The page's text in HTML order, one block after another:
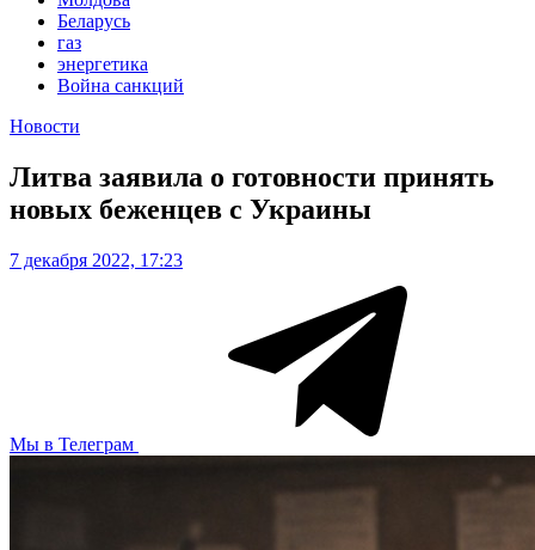
Беларусь
газ
энергетика
Война санкций
Новости
Литва заявила о готовности принять
новых беженцев с Украины
7 декабря 2022, 17:23
Мы в Телеграм